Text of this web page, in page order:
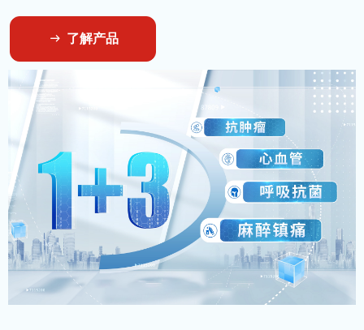
ꁹ 了解产品